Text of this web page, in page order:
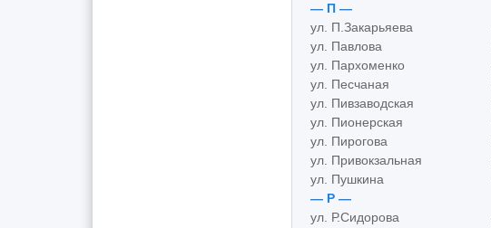
— П —
ул. П.Закарьяева
ул. Павлова
ул. Пархоменко
ул. Песчаная
ул. Пивзаводская
ул. Пионерская
ул. Пирогова
ул. Привокзальная
ул. Пушкина
— Р —
ул. Р.Сидорова